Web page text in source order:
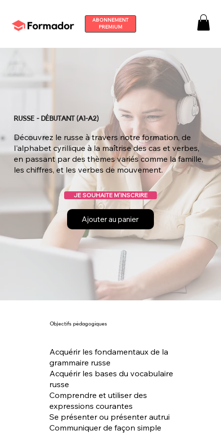
ABONNEMENT
PREMIUM
RUSSE - DÉBUTANT (A1-A2)
Découvrez le russe à travers notre formation, de
l'alphabet cyrillique à la maîtrise des cas et verbes,
en passant par des thèmes variés comme la famille,
les chiffres, et les verbes de mouvement.
JE SOUHAITE M'INSCRIRE
Ajouter au panier
Objectifs pédagogiques
Acquérir les fondamentaux de la
grammaire russe
Acquérir les bases du vocabulaire
russe
Comprendre et utiliser des
expressions courantes
Se présenter ou présenter autrui
Communiquer de façon simple